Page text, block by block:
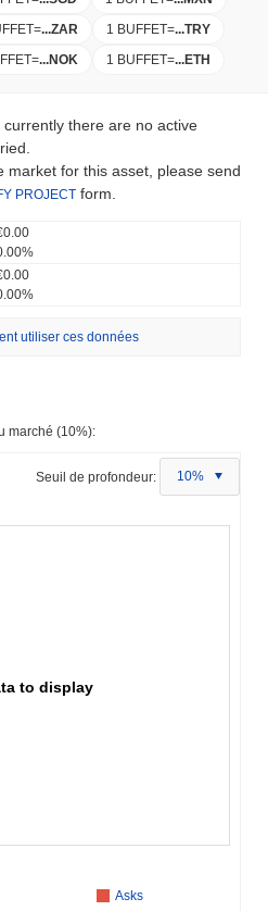
=...ZAR 1 BUFFET=...TRY
=...NOK 1 BUFFET=...ETH
there are no active
market for this asset, please send
PROJECT form.
utiliser ces données
marché (10%):
Seuil de profondeur: 10%
to display
Asks